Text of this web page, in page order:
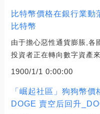
比特幣價格在銀行業動
比特幣
由于擔心惡性通貨膨脹,各
投資者正在轉向數字資產
1900/1/1 0:00:00
「崛起社區」狗狗幣
DOGE 賣空后回升